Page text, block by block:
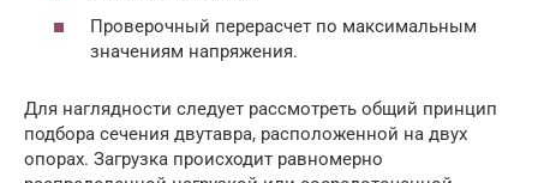
Проверочный перерасчет по максимальным
значениям напряжения.
Для наглядности следует рассмотреть общий принцип
подбора сечения двутавра, расположенной на двух
опорах. Загрузка происходит равномерно